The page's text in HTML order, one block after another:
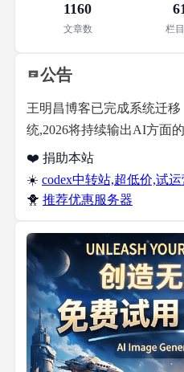
1160
文章数 栏
公告
王明昌博客已完成系统迁移
统,2026将持续输出AI方面
❤️ 捐助本站
☀️ codex中转站,超低价,试运
🐥 推荐优惠服务器